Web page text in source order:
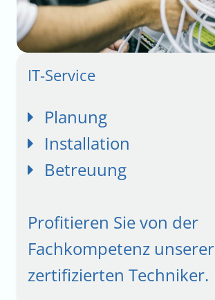
IT-Service
Planung
Installation
Betreuung
Profitieren Sie von der
Fachkompetenz unserer
zertifizierten Techniker.